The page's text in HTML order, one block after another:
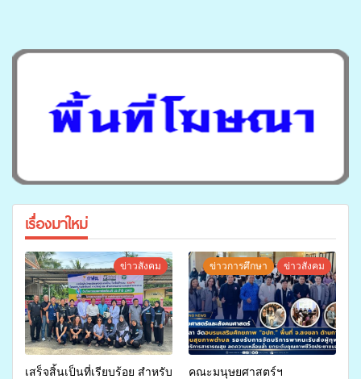
เรื่องมาใหม่
ข่าวสังคม
เสร็จสิ้นเป็นที่เรียบร้อย สำหรับ
ข่าวการศึกษา ข่าวสังคม
คณะมนุษยศาสตร์ฯ